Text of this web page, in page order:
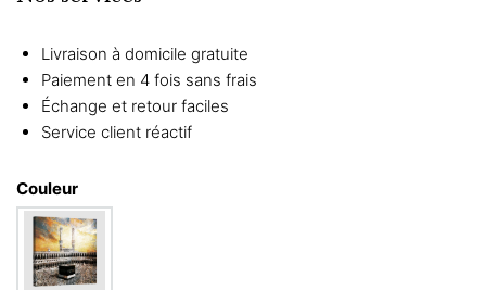
Livraison à domicile gratuite
Paiement en 4 fois sans frais
Échange et retour faciles
Service client réactif
Couleur